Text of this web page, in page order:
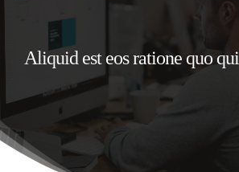
Aliquid est eos ratione quo